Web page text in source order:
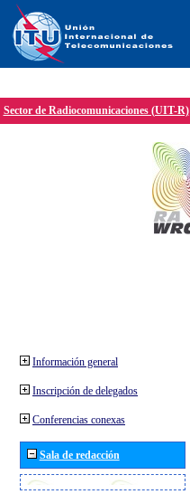
Sector de Radiocomunicaciones (UIT-R)
Información general
Inscripción de delegados
Conferencias conexas
Sala de redacción